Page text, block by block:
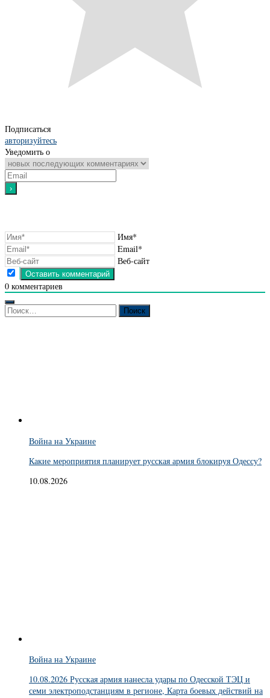
Подписаться
авторизуйтесь
Уведомить о
Имя*
Email*
Веб-сайт
0 комментариев
Найти:
Война на Украине
Какие мероприятия планирует русская армия блокируя Одессу?
10.08.2026
Война на Украине
10.08.2026 Русская армия нанесла удары по Одесской ТЭЦ и
семи электроподстанциям в регионе, Карта боевых действий на